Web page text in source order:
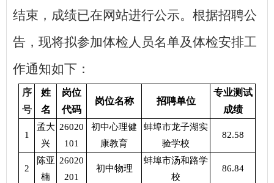
结束，成绩已在网站进行公示。根据招聘公
告，现将拟参加体检人员名单及体检安排工
作通知如下：
序
号
姓
名
岗位
代码
岗位名称 招聘单位
专业测试
成绩
1
孟大
兴
26020
101
初中心理健
康教育
蚌埠市龙子湖实
验学校
82.58
2
陈亚
楠
26020
201
初中物理
蚌埠市汤和路学
校
86.84